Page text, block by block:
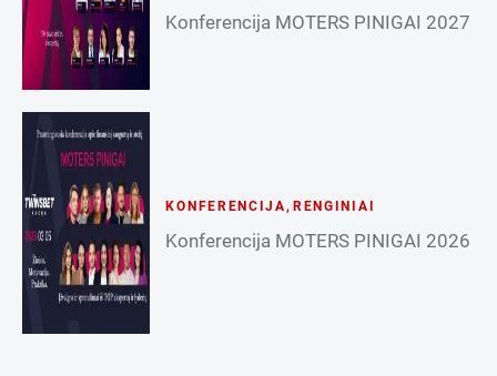
Konferencija MOTERS PINIGAI 2027
KONFERENCIJA, RENGINIAI
Konferencija MOTERS PINIGAI 2026